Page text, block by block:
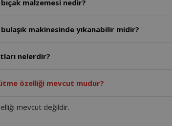
malzemesi nedir?
makinesinde yıkanabilir midir?
nelerdir?
özelliği mevcut mudur?
mevcut değildir.